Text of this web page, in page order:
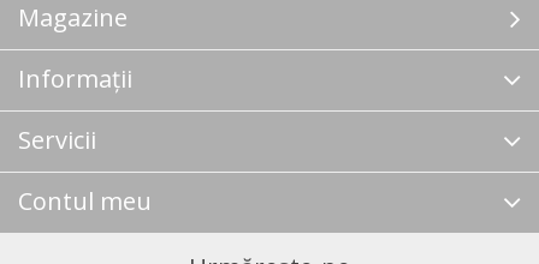
Magazine
Informații
Servicii
Contul meu